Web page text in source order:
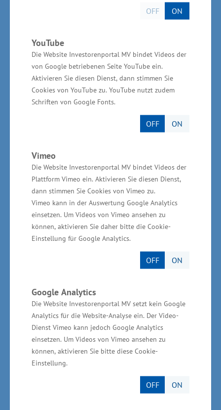
OFF ON
YouTube
Die Website Investorenportal MV bindet Videos der
von Google betriebenen Seite YouTube ein.
Aktivieren Sie diesen Dienst, dann stimmen Sie
Cookies von YouTube zu. YouTube nutzt zudem
Schriften von Google Fonts.
OFF ON
Vimeo
Die Website Investorenportal MV bindet Videos der
Plattform Vimeo ein. Aktivieren Sie diesen Dienst,
dann stimmen Sie Cookies von Vimeo zu.
Vimeo kann in der Auswertung Google Analytics
einsetzen. Um Videos von Vimeo ansehen zu
können, aktivieren Sie daher bitte die Cookie-
Einstellung für Google Analytics.
OFF ON
Google Analytics
Die Website Investorenportal MV setzt kein Google
Analytics für die Website-Analyse ein. Der Video-
Dienst Vimeo kann jedoch Google Analytics
einsetzen. Um Videos von Vimeo ansehen zu
können, aktivieren Sie bitte diese Cookie-
Einstellung.
OFF ON
Jahresumsatz von rund 4,4 Milliarden Euro. Der
beträgt etwa 36 Prozent. Zu den bedeutendsten
Produktionsbereichen gehören die
Backwarenindustrie, die Fleischverarbeitung,
die Milchverarbeitung, die Fischverarbeitung
und die Getränkeherstellung. In Mecklenburg-
Vorpommern haben sich in den vergangenen
Ernährungswirtschaft angesiedelt,
beispielsweise die SternMaid GmbH in
Wittenburg, die Fleischwerk Edeka Nord GmbH
in Valluhn, die Süßwarenhersteller Toffee Tec
GmbH und Sweet Tec GmbH in Boizenburg, die
ProLupin GmbH in Grimmen, die biosanica
Manufaktur GmbH in Süderholz sowie das
Nescafé Dolce-Gusto-Werk Schwerin. "Viele
Unternehmen der Ernährungsindustrie haben
eine lange Tradition in Mecklenburg-
Vorpommern, wie zum Beispiel die
Mecklenburgische Brauerei Lübz GmbH, die
Mecklenburger Kartoffelveredelung GmbH und
die Mecklenburger Backstuben GmbH.
Insgesamt zeichnet sich die Branche bei uns
durch eine große Zahl leistungsfähiger
Unternehmen mit hochwertigem und